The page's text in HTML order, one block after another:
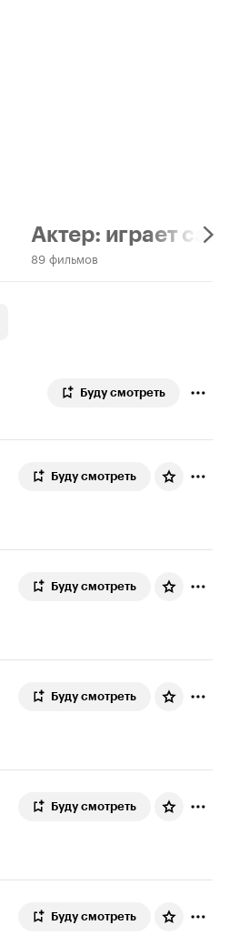
Актер: играет
89 фильмов
Буду смотреть
Буду смотреть
Буду смотреть
Буду смотреть
Буду смотреть
Буду смотреть